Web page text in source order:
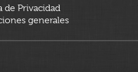
de Privacidad
generales